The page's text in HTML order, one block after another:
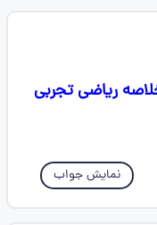
ریاضی تجربی
نمایش جواب